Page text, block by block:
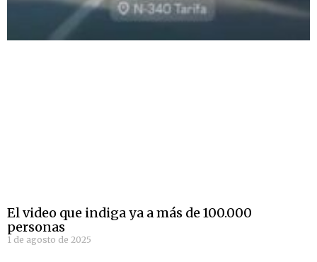
El video que indiga ya a más de 100.000
personas
1 de agosto de 2025